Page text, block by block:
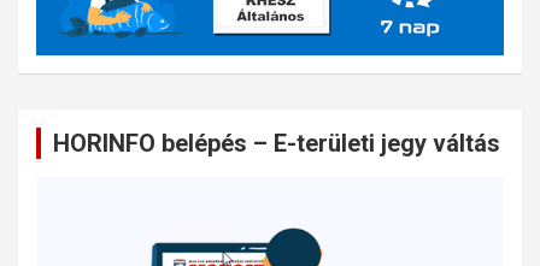
HORINFO belépés – E-területi jegy váltás